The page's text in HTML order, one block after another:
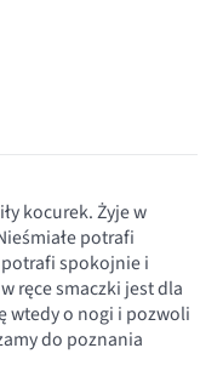
kocurek. Żyje w
potrafi
spokojnie i
ręce smaczki jest dla
wtedy o nogi i pozwoli
do poznania